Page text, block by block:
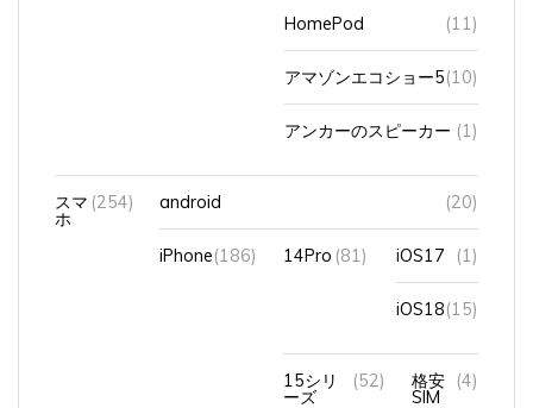
HomePod (11)
アマゾンエコショー5 (10)
アンカーのスピーカー (1)
ホ
(254) android (20)
iPhone (186) 14Pro (81) iOS17 (1)
iOS18 (15)
15シリ
ーズ
(52) 格安
SIM
(4)